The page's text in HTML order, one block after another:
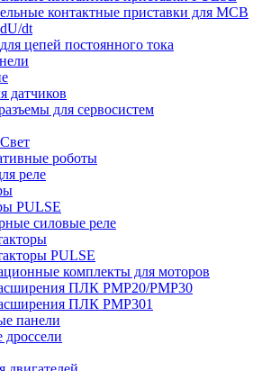
контактные приставки для MCB
dt
цепей постоянного тока
датчиков
для сервосистем
роботы
реле
PULSE
силовые реле
PULSE
комплекты для моторов
ПЛК PMP20/PMP30
ПЛК PMP301
панели